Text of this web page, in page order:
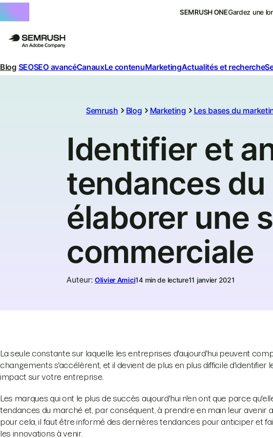
SEMRUSH ONEGardez une
Blog SEOSEO avancéCanauxLe contenuMarketingActualités et recherche
Semrush Blog Marketing Les bases du
Identifier et
tendances
élaborer une
commerciale
Auteur: Olivier Amici14 min de lecture11 janvier 2021
La seule constante sur laquelle les entreprises d'aujourd'hui peuvent
changements s'accélèrent, et il devient de plus en plus difficile d'identifier
impact sur votre entreprise.
Les marques qui ont le plus de succès aujourd'hui n'en ont que parce
tendances du marché et, par conséquent, à prendre en main leur avenir
pour cela, il faut être informé des dernières tendances pour anticiper et
les innovations à venir.